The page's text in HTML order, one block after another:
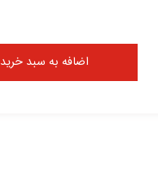
اضافه به سبد خرید